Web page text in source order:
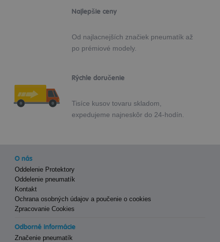
Najlepšie ceny
Od najlacnejších značiek pneumatík až
po prémiové modely.
Rýchle doručenie
Tisíce kusov tovaru skladom,
expedujeme najneskôr do 24-hodín.
O nás
Oddelenie Protektory
Oddelenie pneumatík
Kontakt
Ochrana osobných údajov a poučenie o cookies
Zpracovanie Cookies
Odborné informácie
Značenie pneumatík